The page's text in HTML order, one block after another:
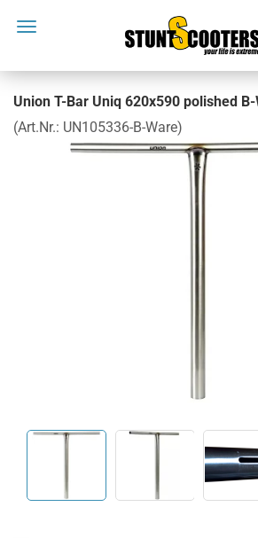
Union T-Bar Uniq 620x590 polished
(Art.Nr.: UN105336-B-Ware)